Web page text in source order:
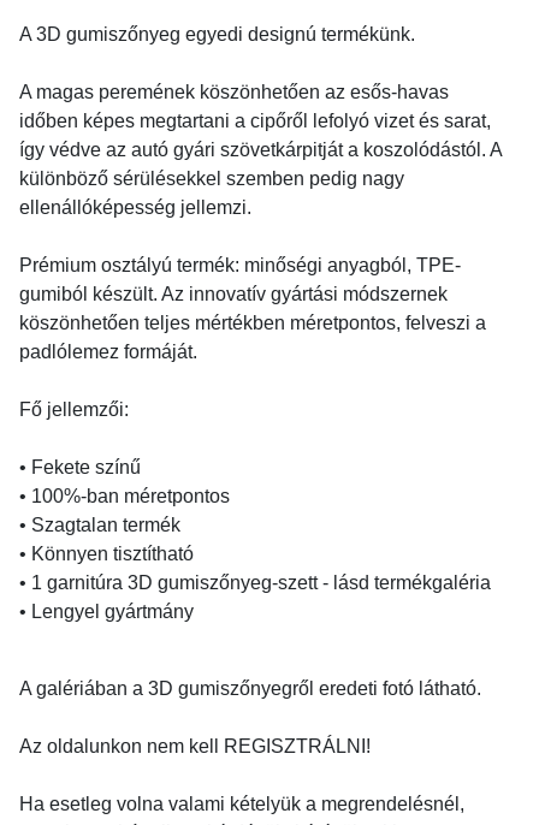
A 3D gumiszőnyeg egyedi designú termékünk.
A magas peremének köszönhetően az esős-havas
időben képes megtartani a cipőről lefolyó vizet és sarat,
így védve az autó gyári szövetkárpitját a koszolódástól. A
különböző sérülésekkel szemben pedig nagy
ellenállóképesség jellemzi.
Prémium osztályú termék: minőségi anyagból, TPE-
gumiból készült. Az innovatív gyártási módszernek
köszönhetően teljes mértékben méretpontos, felveszi a
padlólemez formáját.
Fő jellemzői:
• Fekete színű
• 100%-ban méretpontos
• Szagtalan termék
• Könnyen tisztítható
• 1 garnitúra 3D gumiszőnyeg-szett - lásd termékgaléria
• Lengyel gyártmány
A galériában a 3D gumiszőnyegről eredeti fotó látható.
Az oldalunkon nem kell REGISZTRÁLNI!
Ha esetleg volna valami kételyük a megrendelésnél,